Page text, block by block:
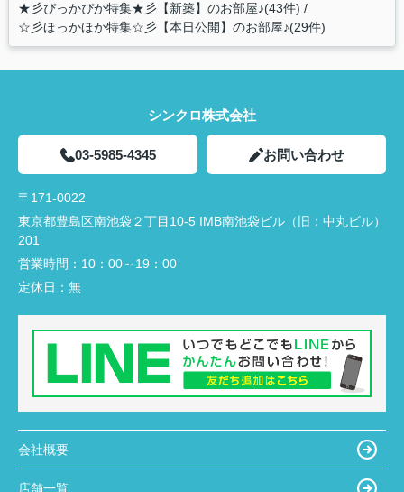
★彡ぴっかぴか特集★彡【新築】のお部屋♪(43件)
☆彡ほっかほか特集☆彡【本日公開】のお部屋♪(29件)
シンクロ株式会社
03-5985-4345 お問い合わせ
〒171-0022
東京都豊島区南池袋２丁目10-5 IMB南池袋ビル（旧：中丸ビル）
201
営業時間： 10：00～19：00
定休日： 無
会社概要
店舗一覧